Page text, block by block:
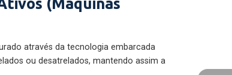
através da tecnologia embarcada
ou desatrelados, mantendo assim a